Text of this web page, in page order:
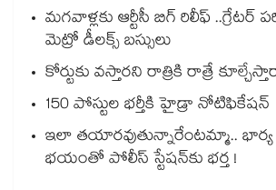
మగవాళ్లకు ఆర్టీసీ బిగ్ రిలీఫ్ ..గ్రేటర్
మెట్రో డీలక్స్ బస్సులు
కోర్టుకు వస్తారని రాత్రికి రాత్రే
150 పోస్టుల భర్తీకి హైడ్రా నోటిఫికేషన్
ఇలా తయారవుతున్నారేంటమ్మా..
భయంతో పోలీస్ స్టేషన్⁫కు భర్త !